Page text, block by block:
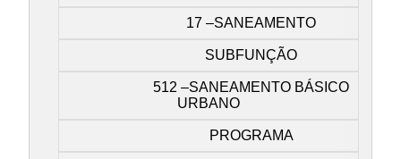
17 –SANEAMENTO
SUBFUNÇÃO
512 –SANEAMENTO BÁSICO
URBANO
PROGRAMA